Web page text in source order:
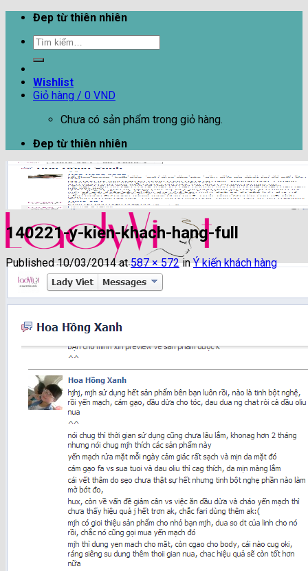
Skip
content
Đep từ thiên nhiên
Tìm
kiếm:
Wishlist
Giỏ hàng / 0 VND
Chưa có sản phẩm trong giỏ hàng.
Đep từ thiên nhiên
Trang chủ
Giới Thiệu
Nhận Xét của KH
Tin Tức
Chuyên mục đẹp
Chia Sẻ
DIY (Do it yourself)
Làm Đẹp
Sức Khỏe
Vào Bếp
Khuyến Mại
Hạt Dinh Dưỡng
Trái cây sấy
Sữa Organic nhập khẩu
Organic Orgain – Mỹ
140221-y-kien-khach-hang-full
Published10/03/2014at587 × 572inÝ kiến khách hàng